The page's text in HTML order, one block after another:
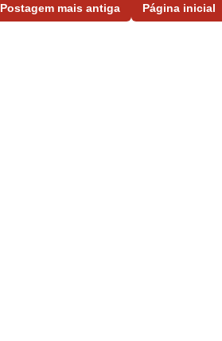
Postagem mais antiga Página inicial